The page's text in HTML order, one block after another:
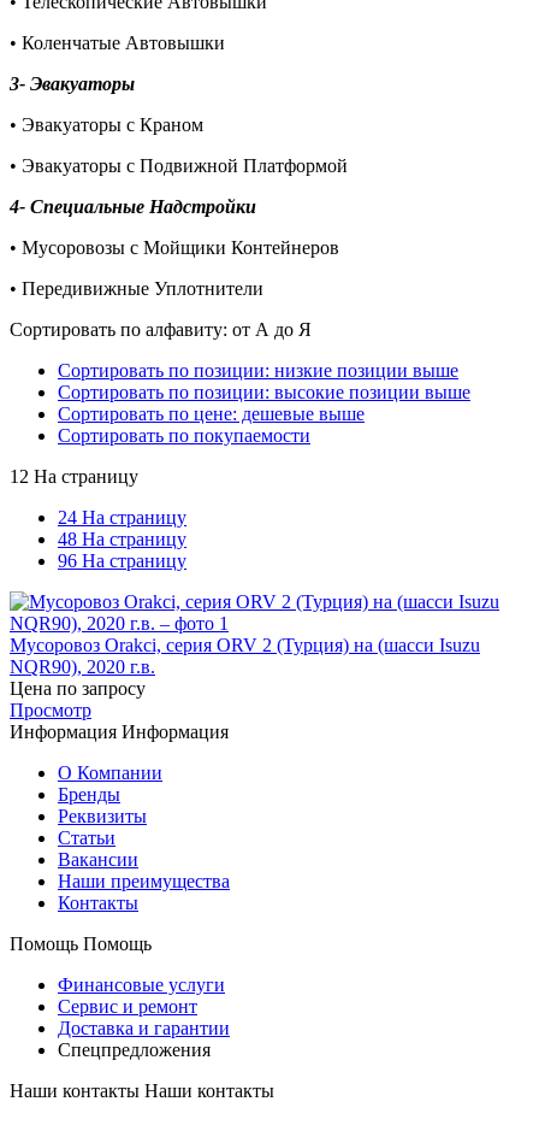
• Коленчатые Автовышки
3- Эвакуаторы
• Эвакуаторы с Краном
• Эвакуаторы с Подвижной Платформой
4- Специальные Надстройки
• Мусоровозы с Мойщики Контейнеров
• Передивижные Уплотнители
Сортировать по алфавиту: от А до Я
Сортировать по позиции: низкие позиции выше
Сортировать по позиции: высокие позиции выше
Сортировать по цене: дешевые выше
Сортировать по покупаемости
12 На страницу
24 На страницу
48 На страницу
96 На страницу
Мусоровоз Orakci, серия ОRV 2 (Турция) на (шасси Isuzu
NQR90), 2020 г.в.
Цена по запросу
Просмотр
Информация Информация
О Компании
Бренды
Реквизиты
Статьи
Вакансии
Наши преимущества
Контакты
Помощь Помощь
Финансовые услуги
Сервис и ремонт
Доставка и гарантии
Спецпредложения
Наши контакты Наши контакты